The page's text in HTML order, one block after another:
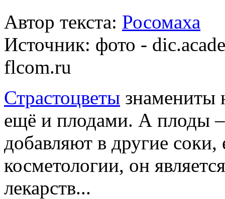
Автор текста: Росомаха
Источник: фото -
flcom.ru
Страстоцветы знамениты
ещё и плодами. А плоды
добавляют в другие соки,
косметологии, он
лекарств...